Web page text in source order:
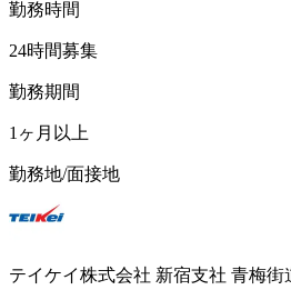
勤務時間
24時間募集
勤務期間
1ヶ月以上
勤務地/面接地
テイケイ株式会社 新宿支社 青梅街